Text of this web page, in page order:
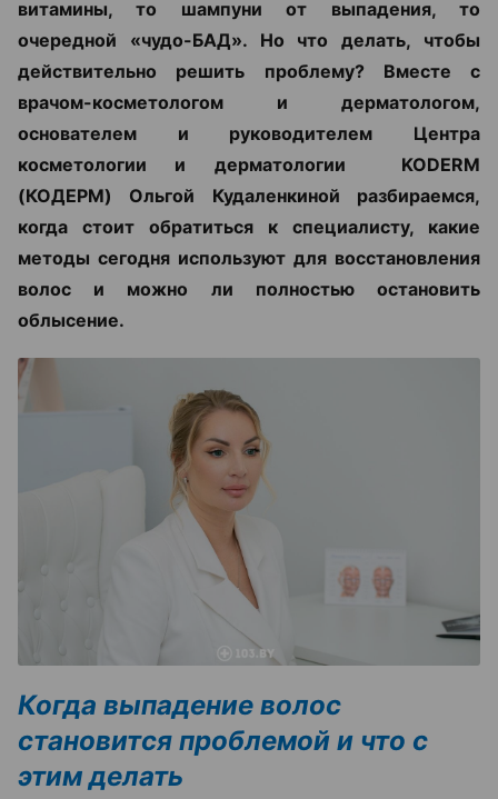
витамины, то шампуни от выпадения, то
очередной «чудо-БАД». Но что делать, чтобы
действительно решить проблему? Вместе с
врачом-косметологом и дерматологом,
основателем и руководителем Центра
косметологии и дерматологии KODERM
(КОДЕРМ) Ольгой Кудаленкиной разбираемся,
когда стоит обратиться к специалисту, какие
методы сегодня используют для восстановления
волос и можно ли полностью остановить
облысение.
Когда выпадение волос
становится проблемой и что с
этим делать